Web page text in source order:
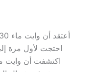
احتجت لأول مرة